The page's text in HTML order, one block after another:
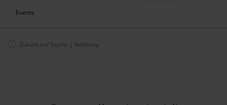
Events
Zurück zur Suche | Advisory